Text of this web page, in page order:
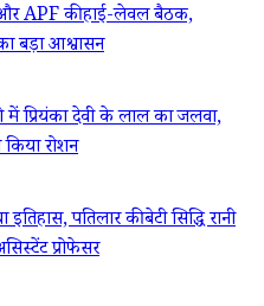
और APF की हाई-लेवल बैठक,
बड़ा आश्वासन
में प्रियंका देवी के लाल का जलवा,
किया रोशन
पतिलार की बेटी सिद्धि रानी
प्रोफेसर